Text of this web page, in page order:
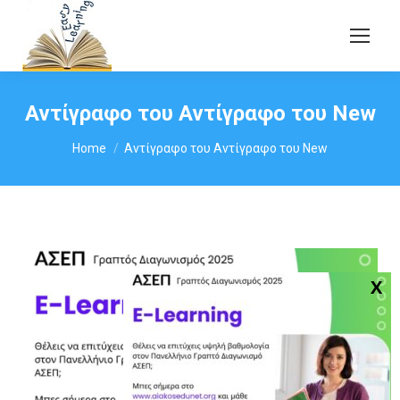
Αντίγραφο του Αντίγραφο του New
You are here:
Home Αντίγραφο του Αντίγραφο του New